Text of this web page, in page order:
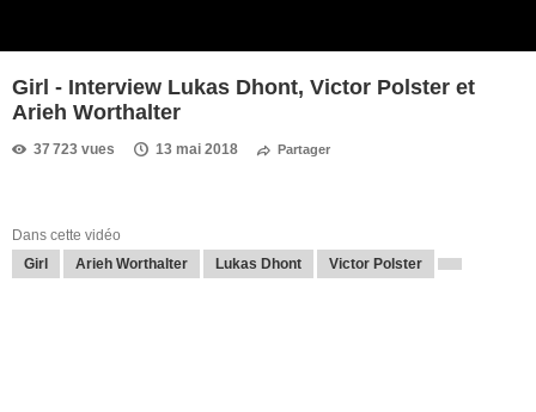
Girl - Interview Lukas Dhont, Victor Polster et
Arieh Worthalter
37 723 vues 13 mai 2018 Partager
Dans cette vidéo
Girl
Arieh Worthalter Lukas Dhont Victor Polster